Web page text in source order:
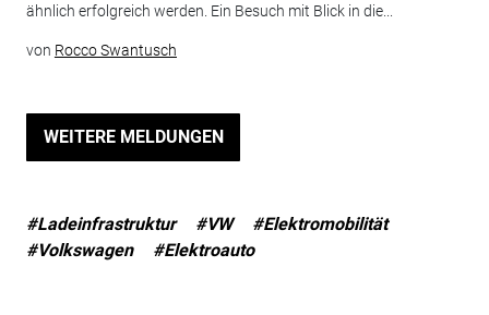
ähnlich erfolgreich werden. Ein Besuch mit Blick in die...
von Rocco Swantusch
WEITERE MELDUNGEN
#Ladeinfrastruktur #VW
#Elektromobilität
#Volkswagen
#Elektroauto